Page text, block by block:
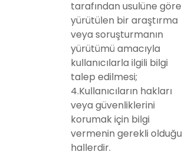
tarafından usulüne göre
yürütülen bir araştırma
veya soruşturmanın
yürütümü amacıyla
kullanıcılarla ilgili bilgi
talep edilmesi;
4.Kullanıcıların hakları
veya güvenliklerini
korumak için bilgi
vermenin gerekli olduğu
hallerdir.